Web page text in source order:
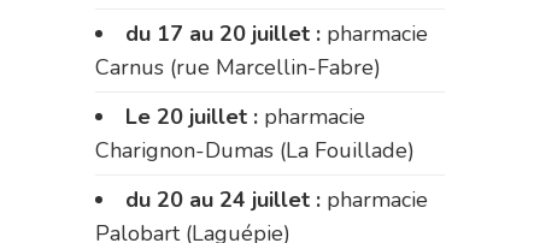
du 17 au 20 juillet : pharmacie
Carnus (rue Marcellin-Fabre)
Le 20 juillet : pharmacie
Charignon-Dumas (La Fouillade)
du 20 au 24 juillet : pharmacie
Palobart (Laguépie)